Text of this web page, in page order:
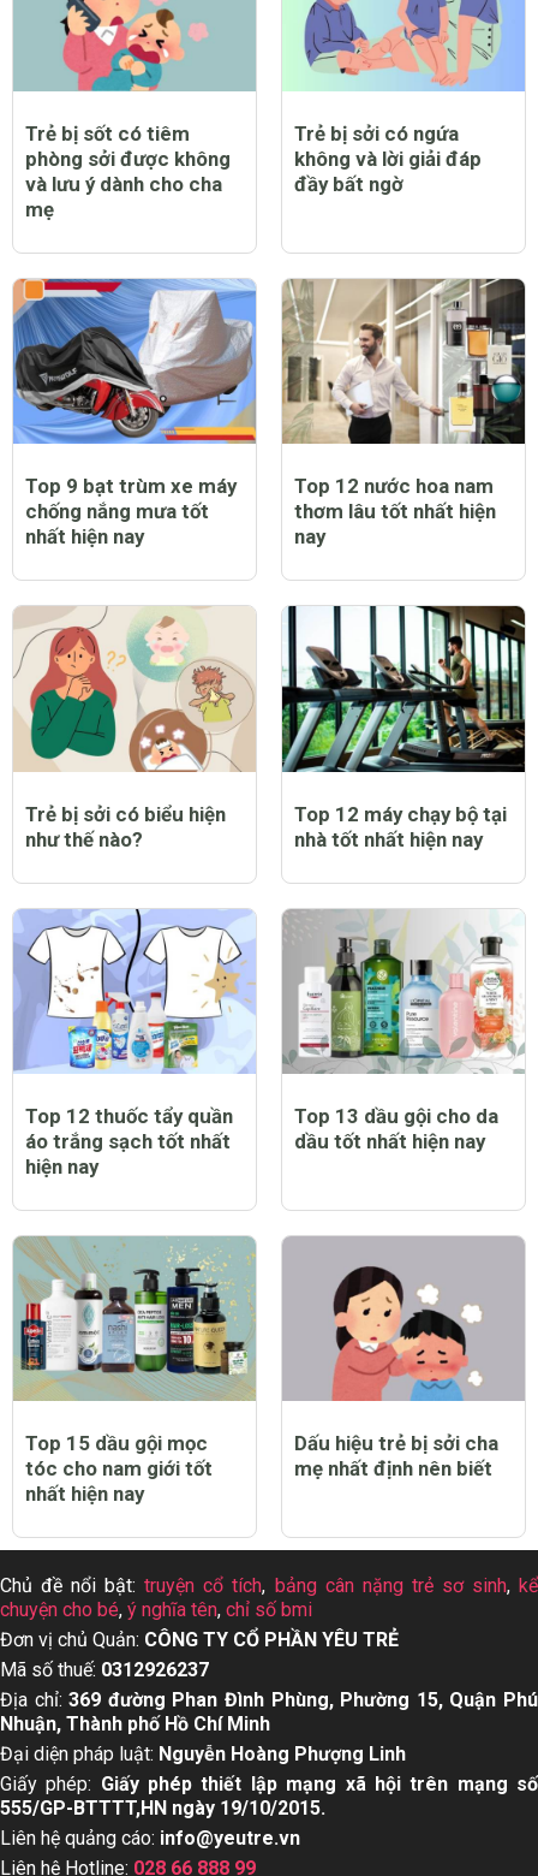
Trẻ bị sốt có tiêm
phòng sởi được không
và lưu ý dành cho cha
mẹ
Trẻ bị sởi có ngứa
không và lời giải đáp
đầy bất ngờ
Top 9 bạt trùm xe máy
chống nắng mưa tốt
nhất hiện nay
Top 12 nước hoa nam
thơm lâu tốt nhất hiện
nay
Trẻ bị sởi có biểu hiện
như thế nào?
Top 12 máy chạy bộ tại
nhà tốt nhất hiện nay
Top 12 thuốc tẩy quần
áo trắng sạch tốt nhất
hiện nay
Top 13 dầu gội cho da
dầu tốt nhất hiện nay
Top 15 dầu gội mọc
tóc cho nam giới tốt
nhất hiện nay
Dấu hiệu trẻ bị sởi cha
mẹ nhất định nên biết
Chủ đề nổi bật:truyện cổ tích, bảng cân nặng trẻ sơ sinh, kể
chuyện cho bé, ý nghĩa tên, chỉ số bmi
Đơn vị chủ Quản: CÔNG TY CỔ PHẦN YÊU TRẺ
Mã số thuế: 0312926237
Địa chỉ:369 đường Phan Đình Phùng, Phường 15, Quận Phú
Nhuận, Thành phố Hồ Chí Minh
Đại diện pháp luật: Nguyễn Hoàng Phượng Linh
Giấy phép: Giấy phép thiết lập mạng xã hội trên mạng số
555/GP-BTTTT,HN ngày 19/10/2015.
Liên hệ quảng cáo: info@yeutre.vn
Liên hệ Hotline: 028 66 888 99